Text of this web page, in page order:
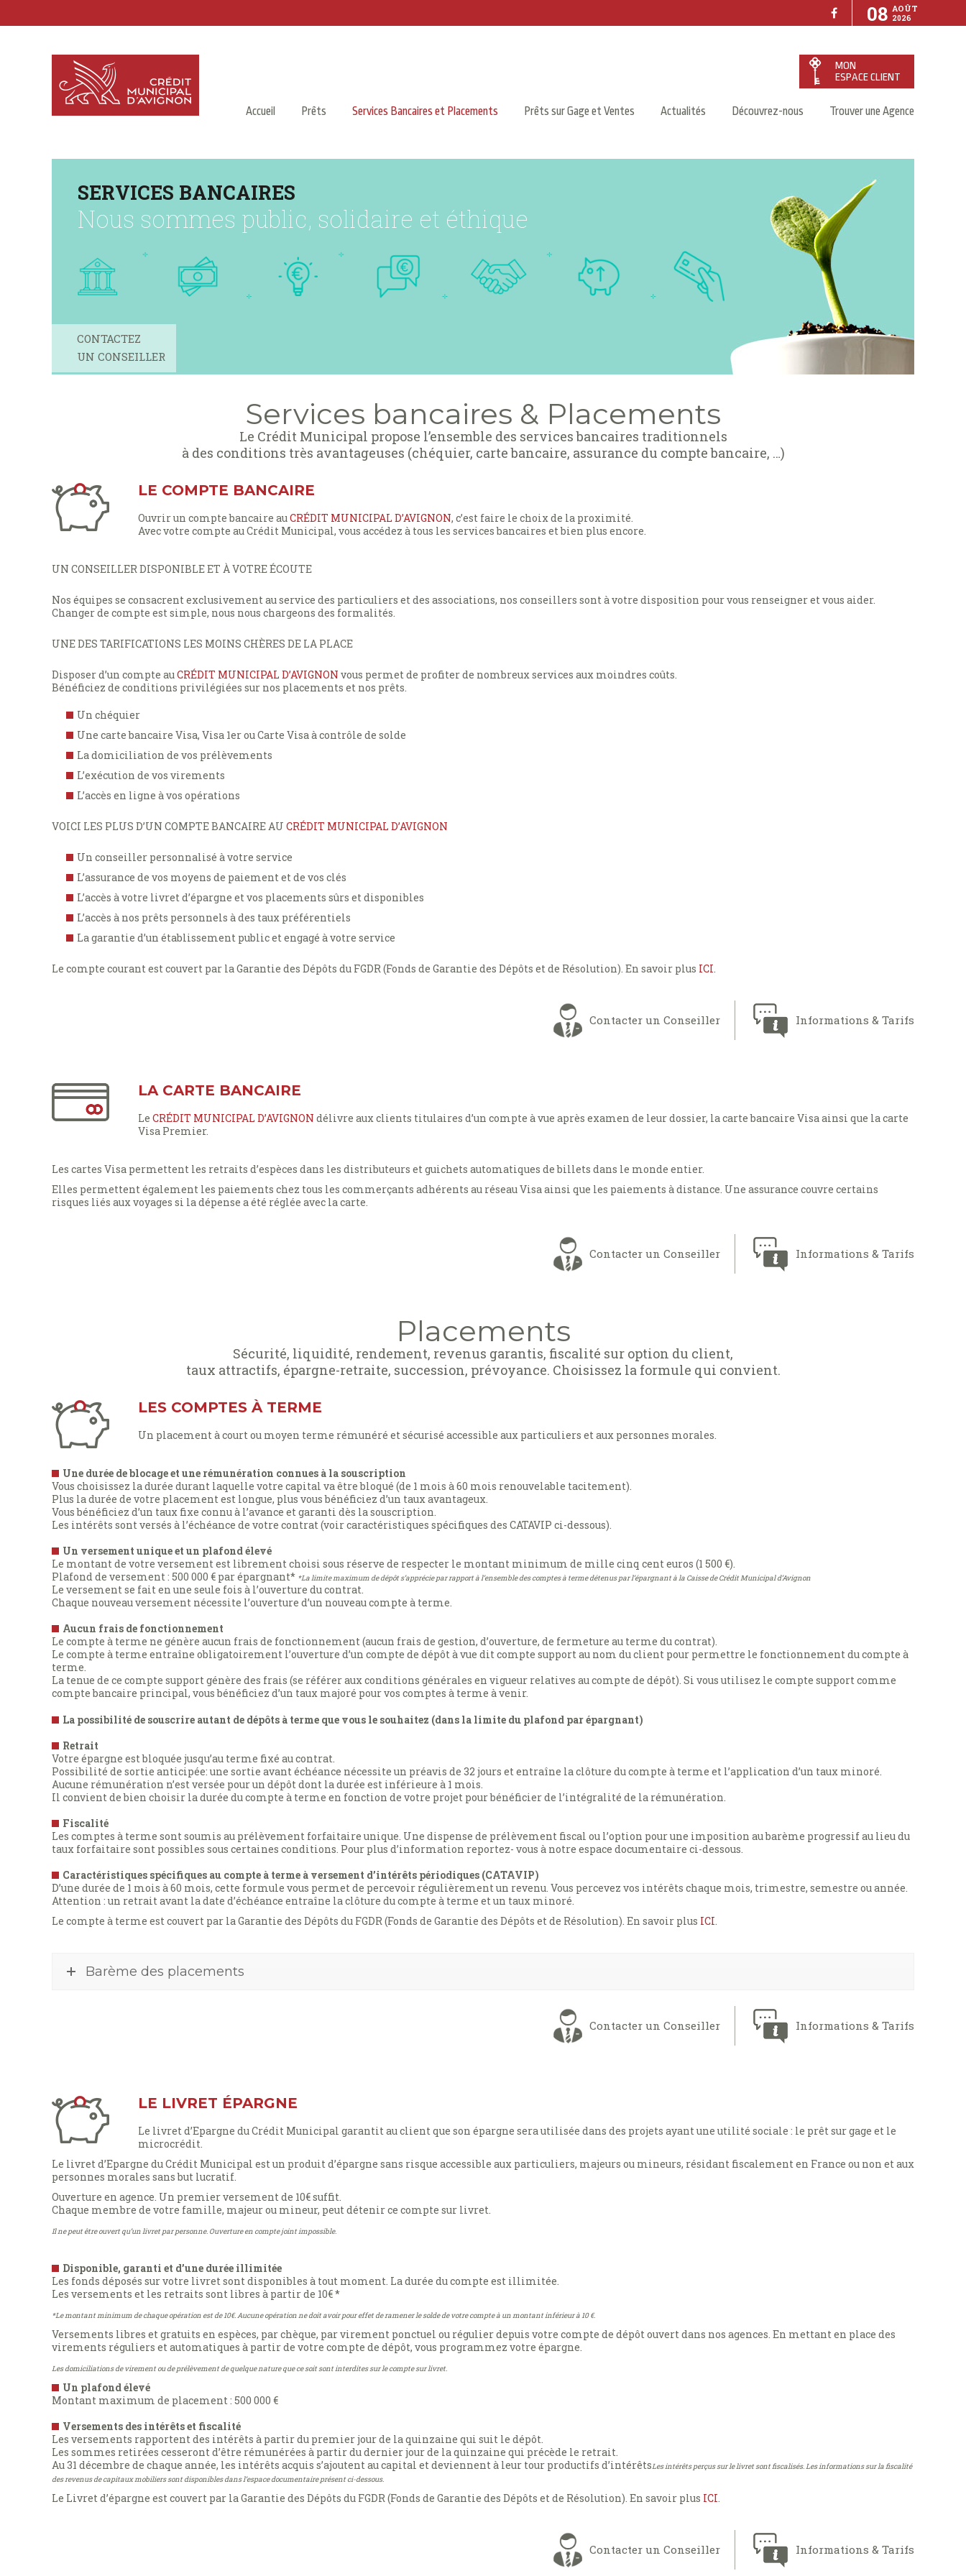
08 AOÛT
2026
Accueil Prêts Services Bancaires et Placements Prêts sur Gage et Ventes Actualités Découvrez-nous Trouver une Agence
MON
ESPACE CLIENT
SERVICES BANCAIRES
Nous sommes public, solidaire et éthique
CONTACTEZ
UN CONSEILLER
Services bancaires & Placements
Le Crédit Municipal propose l’ensemble des services bancaires traditionnels
à des conditions très avantageuses (chéquier, carte bancaire, assurance du compte bancaire, …)
LE COMPTE BANCAIRE
Ouvrir un compte bancaire auCRÉDIT MUNICIPAL D’AVIGNON, c’est faire le choix de la proximité.
Avec votre compte au Crédit Municipal, vous accédez à tous les services bancaires et bien plus encore.
UN CONSEILLER DISPONIBLE ET À VOTRE ÉCOUTE
Nos équipes se consacrent exclusivement au service des particuliers et des associations, nos conseillers sont à votre disposition pour vous renseigner et vous aider.
Changer de compte est simple, nous nous chargeons des formalités.
UNE DES TARIFICATIONS LES MOINS CHÈRES DE LA PLACE
Disposer d’un compte auCRÉDIT MUNICIPAL D’AVIGNON vous permet de profiter de nombreux services aux moindres coûts.
Bénéficiez de conditions privilégiées sur nos placements et nos prêts.
Un chéquier
Une carte bancaire Visa, Visa 1er ou Carte Visa à contrôle de solde
La domiciliation de vos prélèvements
L’exécution de vos virements
L’accès en ligne à vos opérations
VOICI LES PLUS D’UN COMPTE BANCAIRE AU CRÉDIT MUNICIPAL D’AVIGNON
Un conseiller personnalisé à votre service
L’assurance de vos moyens de paiement et de vos clés
L’accès à votre livret d’épargne et vos placements sûrs et disponibles
L’accès à nos prêts personnels à des taux préférentiels
La garantie d’un établissement public et engagé à votre service
Le compte courant est couvert par la Garantie des Dépôts du FGDR (Fonds de Garantie des Dépôts et de Résolution). En savoir plus ICI.
Contacter un Conseiller Informations & Tarifs
LA CARTE BANCAIRE
Le CRÉDIT MUNICIPAL D’AVIGNON délivre aux clients titulaires d’un compte à vue après examen de leur dossier, la carte bancaire Visa ainsi que la carte
Visa Premier.
Les cartes Visa permettent les retraits d’espèces dans les distributeurs et guichets automatiques de billets dans le monde entier.
Elles permettent également les paiements chez tous les commerçants adhérents au réseau Visa ainsi que les paiements à distance. Une assurance couvre certains
risques liés aux voyages si la dépense a été réglée avec la carte.
Contacter un Conseiller Informations & Tarifs
Placements
Sécurité, liquidité, rendement, revenus garantis, fiscalité sur option du client,
taux attractifs, épargne-retraite, succession, prévoyance. Choisissez la formule qui convient.
LES COMPTES À TERME
Un placement à court ou moyen terme rémunéré et sécurisé accessible aux particuliers et aux personnes morales.
Une durée de blocage et une rémunération connues à la souscription
Vous choisissez la durée durant laquelle votre capital va être bloqué (de 1 mois à 60 mois renouvelable tacitement).
Plus la durée de votre placement est longue, plus vous bénéficiez d’un taux avantageux.
Vous bénéficiez d’un taux fixe connu à l’avance et garanti dès la souscription.
Les intérêts sont versés à l’échéance de votre contrat (voir caractéristiques spécifiques des CATAVIP ci-dessous).
Un versement unique et un plafond élevé
Le montant de votre versement est librement choisi sous réserve de respecter le montant minimum de mille cinq cent euros (1 500 €).
Plafond de versement : 500 000 € par épargnant* *La limite maximum de dépôt s’apprécie par rapport à l’ensemble des comptes à terme détenus par l’épargnant à la Caisse de Crédit Municipal d’Avignon
Le versement se fait en une seule fois à l’ouverture du contrat.
Chaque nouveau versement nécessite l’ouverture d’un nouveau compte à terme.
Aucun frais de fonctionnement
Le compte à terme ne génère aucun frais de fonctionnement (aucun frais de gestion, d’ouverture, de fermeture au terme du contrat).
Le compte à terme entraîne obligatoirement l’ouverture d’un compte de dépôt à vue dit compte support au nom du client pour permettre le fonctionnement du compte à
terme.
La tenue de ce compte support génère des frais (se référer aux conditions générales en vigueur relatives au compte de dépôt). Si vous utilisez le compte support comme
compte bancaire principal, vous bénéficiez d’un taux majoré pour vos comptes à terme à venir.
La possibilité de souscrire autant de dépôts à terme que vous le souhaitez (dans la limite du plafond par épargnant)
Retrait
Votre épargne est bloquée jusqu’au terme fixé au contrat.
Possibilité de sortie anticipée: une sortie avant échéance nécessite un préavis de 32 jours et entraîne la clôture du compte à terme et l’application d’un taux minoré.
Aucune rémunération n’est versée pour un dépôt dont la durée est inférieure à 1 mois.
Il convient de bien choisir la durée du compte à terme en fonction de votre projet pour bénéficier de l’intégralité de la rémunération.
Fiscalité
Les comptes à terme sont soumis au prélèvement forfaitaire unique. Une dispense de prélèvement fiscal ou l’option pour une imposition au barème progressif au lieu du
taux forfaitaire sont possibles sous certaines conditions. Pour plus d’information reportez- vous à notre espace documentaire ci-dessous.
Caractéristiques spécifiques au compte à terme à versement d’intérêts périodiques (CATAVIP)
D’une durée de 1 mois à 60 mois, cette formule vous permet de percevoir régulièrement un revenu. Vous percevez vos intérêts chaque mois, trimestre, semestre ou année.
Attention : un retrait avant la date d’échéance entraîne la clôture du compte à terme et un taux minoré.
Le compte à terme est couvert par la Garantie des Dépôts du FGDR (Fonds de Garantie des Dépôts et de Résolution). En savoir plus ICI.
Barème des placements
Contacter un Conseiller Informations & Tarifs
LE LIVRET ÉPARGNE
Le livret d’Epargne du Crédit Municipal garantit au client que son épargne sera utilisée dans des projets ayant une utilité sociale : le prêt sur gage et le
microcrédit.
Le livret d’Epargne du Crédit Municipal est un produit d’épargne sans risque accessible aux particuliers, majeurs ou mineurs, résidant fiscalement en France ou non et aux
personnes morales sans but lucratif.
Ouverture en agence. Un premier versement de 10€ suffit.
Chaque membre de votre famille, majeur ou mineur, peut détenir ce compte sur livret.
Il ne peut être ouvert qu’un livret par personne. Ouverture en compte joint impossible.
Disponible, garanti et d’une durée illimitée
Les fonds déposés sur votre livret sont disponibles à tout moment. La durée du compte est illimitée.
Les versements et les retraits sont libres à partir de 10€ *
*Le montant minimum de chaque opération est de 10€. Aucune opération ne doit avoir pour effet de ramener le solde de votre compte à un montant inférieur à 10 €.
Versements libres et gratuits en espèces, par chèque, par virement ponctuel ou régulier depuis votre compte de dépôt ouvert dans nos agences. En mettant en place des
virements réguliers et automatiques à partir de votre compte de dépôt, vous programmez votre épargne.
Les domiciliations de virement ou de prélèvement de quelque nature que ce soit sont interdites sur le compte sur livret.
Un plafond élevé
Montant maximum de placement : 500 000 €
Versements des intérêts et fiscalité
Les versements rapportent des intérêts à partir du premier jour de la quinzaine qui suit le dépôt.
Les sommes retirées cesseront d’être rémunérées à partir du dernier jour de la quinzaine qui précède le retrait.
Au 31 décembre de chaque année, les intérêts acquis s’ajoutent au capital et deviennent à leur tour productifs d’intérêtsLes intérêts perçus sur le livret sont fiscalisés. Les informations sur la fiscalité
des revenus de capitaux mobiliers sont disponibles dans l’espace documentaire présent ci-dessous.
Le Livret d’épargne est couvert par la Garantie des Dépôts du FGDR (Fonds de Garantie des Dépôts et de Résolution). En savoir plus ICI.
Contacter un Conseiller Informations & Tarifs